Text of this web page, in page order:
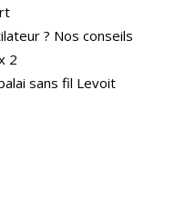
? Nos conseils
2
sans fil Levoit